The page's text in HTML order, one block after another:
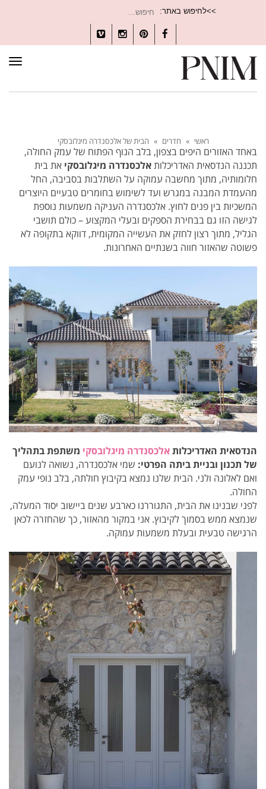
>>לחיפוש באתר:
עבור:
Facebook
Pinterest
Instagram
Vimeo
ראשי » חדרים » הבית של אלכסנדרה מיגלובסקי
באחד האזורים היפים בצפון, בלב הנוף הפתוח של עמק החולה,
תכננה הנדסאית האדריכלותאלכסנדרה מיגלובסקי את בית
חלומותיה, מתוך מחשבה עמוקה על השתלבות בסביבה, החל
מהעמדת המבנה במגרש ועד לשימוש בחומרים טבעיים היוצרים
המשכיות בין פנים לחוץ. אלכסנדרה העניקה משמעות נוספת
לגישה הזו גם בבחירת הספקים ובעלי המקצוע – כולם תושבי
הגליל, מתוך רצון לחזק את העשייה המקומית, דווקא בתקופה לא
פשוטה שהאזור חווה בשנתיים האחרונות.
הנדסאית האדריכלותאלכסנדרה מיגלובסקי משתפת בתהליך
של תכנון ובניית ביתה הפרטי: שמי אלכסנדרה, נשואה לנועם
ואם לאלונה ולני. הבית שלנו נמצא בקיבוץ חולתה, בלב נופי עמק
החולה.
לפני שבנינו את הבית, התגוררנו כארבע שנים ביישוב יסוד המעלה,
שנמצא ממש בסמוך לקיבוץ. אני במקור מהאזור, כך שהחזרה לכאן
הרגישה טבעית ובעלת משמעות עמוקה.